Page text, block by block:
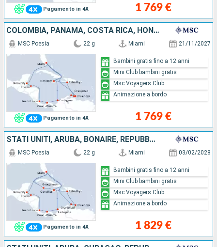
Pagamento in 4X 1 769 €
COLOMBIA, PANAMA, COSTA RICA, HONDURAS, BELIZE, STATI UNITI, BONAIRE, ARUBA, CURAÇAO, REPUBBLICA DOMINICANA, GIAMAICA
Pagamento in 4X
MSC Poesia 22 g Miami 21/11/2027
1 769 €
Bambini gratis fino a 12 anni
Mini Club bambini gratis
Msc Voyagers Club
Animazione a bordo
STATI UNITI, ARUBA, BONAIRE, REPUBBLICA DOMINICANA, GIAMAICA, ISOLE CAYMAN, COLOMBIA, PANAMA, COSTA RICA, HONDURAS, BELIZE
Pagamento in 4X
MSC Poesia 22 g Miami 03/02/2028
1 829 €
Bambini gratis fino a 12 anni
Mini Club bambini gratis
Msc Voyagers Club
Animazione a bordo